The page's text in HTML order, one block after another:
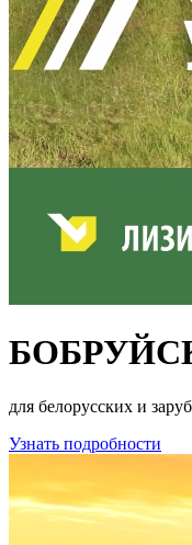
для белорусских и
Узнать подробности